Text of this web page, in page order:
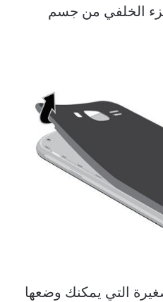
الخلفي من جسم
التي يمكنك وضعها